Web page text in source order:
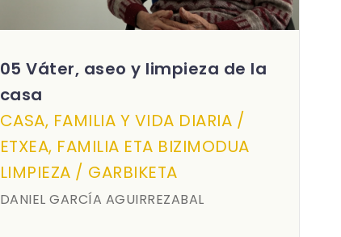
05 Váter, aseo y limpieza de la
casa
CASA, FAMILIA Y VIDA DIARIA /
ETXEA, FAMILIA ETA BIZIMODUA
LIMPIEZA / GARBIKETA
DANIEL GARCÍA AGUIRREZABAL